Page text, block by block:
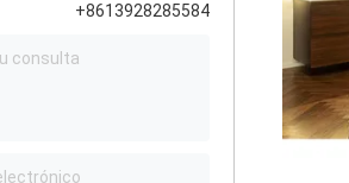
+8613928285584